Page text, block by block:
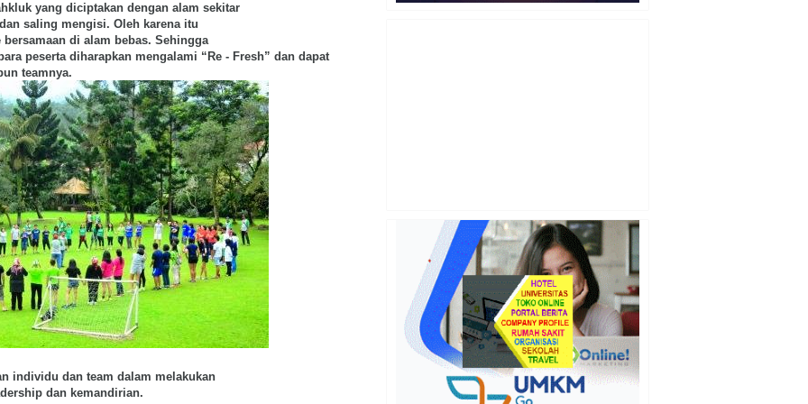
yang diciptakan dengan alam sekitar
saling mengisi. Oleh karena itu
di alam bebas. Sehingga
peserta diharapkan mengalami “Re - Fresh” dan dapat
teamnya.
individu dan team dalam melakukan
dan kemandirian.